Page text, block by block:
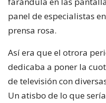
panel de especialistas
prensa rosa.
Así era que el otrora
dedicaba a poner la
de televisión con
Un atisbo de lo que